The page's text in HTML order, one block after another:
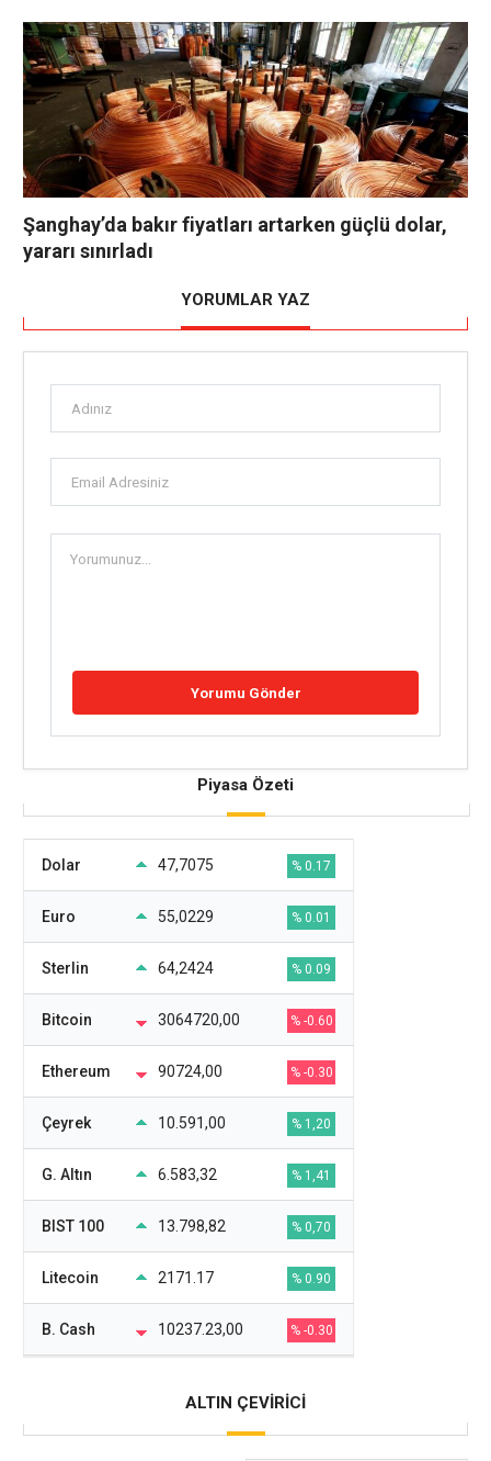
Şanghay’da bakır fiyatları artarken güçlü dolar,
yararı sınırladı
YORUMLAR YAZ
Piyasa Özeti
Dolar 47,7075 % 0.17
Euro 55,0229 % 0.01
Sterlin 64,2424 % 0.09
Bitcoin 3064720,00 % -0.60
Ethereum 90724,00 % -0.30
Çeyrek 10.591,00 % 1,20
G. Altın 6.583,32 % 1,41
BIST 100 13.798,82 % 0,70
Litecoin 2171.17 % 0.90
B. Cash 10237.23,00 % -0.30
ALTIN ÇEVİRİCİ